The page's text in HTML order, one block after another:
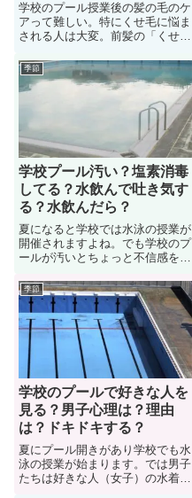
学校のプール授業後の髪の毛のケ
アって難しい。特にくせ毛に悩ま
される人は大変。前髪の「くせ
も悩みの一つ。学校ではドライヤ
ーが使えないですからね。ではプ
ール授業後の髪型で高校生の対策
として何がオススメなのか？また
プール後に使えるオススメヘアト
リートメントについても紹介しま
す
季節
学校プール汚い？塩素消毒
してる？水飲んで吐き気す
る？水飲んだら？
夏になると学校では水泳の授業が
開催されますよね。でも学校のプ
ールが汚いとちょっと不信感を抱
プールは本当に汚いのか？このペ
ージで学校のプールの衛生管理状
況について徹底追及しています。
また「塩素消毒状況、水を飲ん
で...
季節
学校のプールで好きな人を
見る？男子心理は？理由
は？ドキドキする？
夏にプール開きがあり学校でも水
泳の授業が始まります。では男子
たちは好きな人（女子）の水着を